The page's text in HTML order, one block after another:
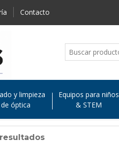
Contacto
y limpieza
de óptica
Equipos para niños
& STEM